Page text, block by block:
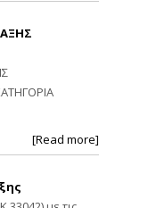
[Read more]